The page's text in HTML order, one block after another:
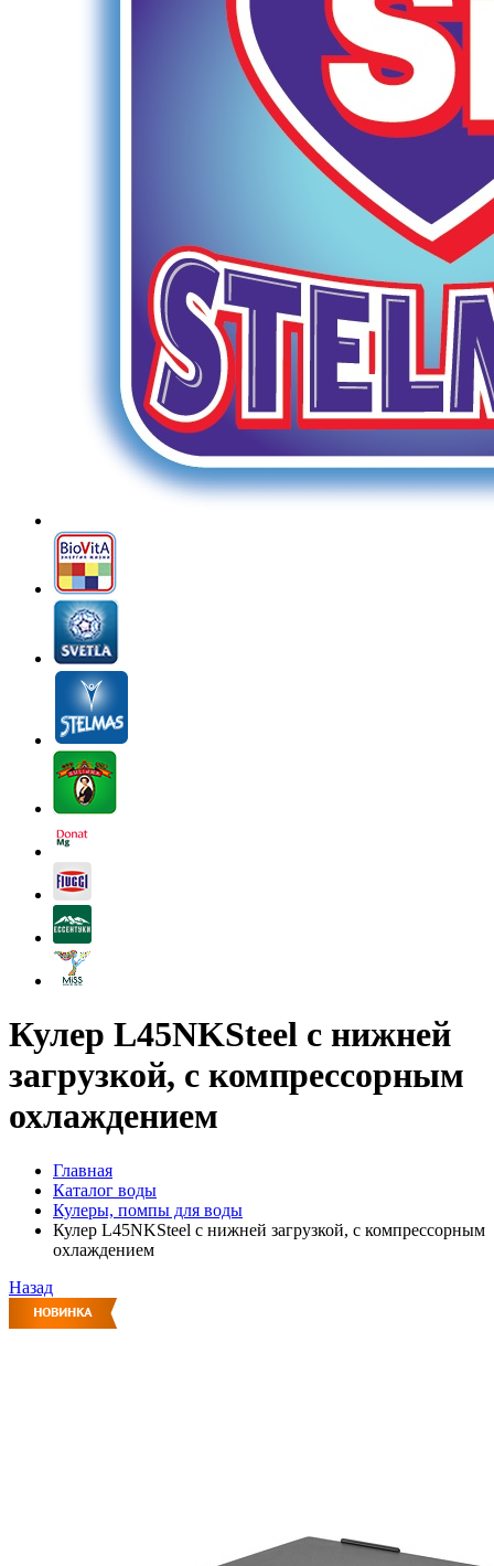
Кулер L45NKSteel с нижней
загрузкой, с компрессорным
охлаждением
Главная
Каталог воды
Кулеры, помпы для воды
Кулер L45NKSteel с нижней загрузкой, с компрессорным
охлаждением
Назад